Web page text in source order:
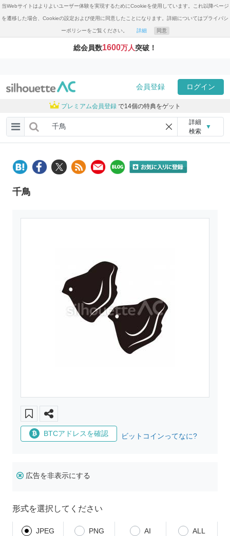
当Webサイトはよりよいユーザー体験を実現するためにCookieを使用しています。これ以降ページ
を遷移した場合、Cookieの設定および使用に同意したことになります。詳細についてはプライバシ
ーポリシーをご覧ください。 詳細 同意
総会員数1600万人突破！
会員登録 ログイン
プレミアム会員登録 で14個の特典をゲット
詳細
検索
▼
千鳥
BTCアドレスを確認 ビットコインってなに?
広告を非表示にする
形式を選択してください
JPEG PNG AI ALL